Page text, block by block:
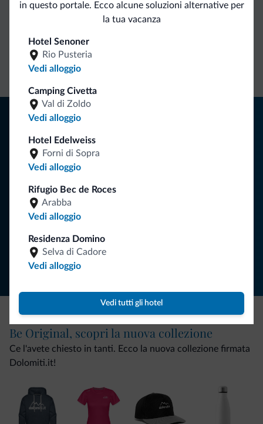
in questo portale. Ecco alcune soluzioni alternative per
la tua vacanza
Hotel Senoner
Rio Pusteria
Vedi alloggio
Camping Civetta
Val di Zoldo
Vedi alloggio
Hotel Edelweiss
Forni di Sopra
Vedi alloggio
Rifugio Bec de Roces
Arabba
Vedi alloggio
Residenza Domino
Selva di Cadore
Vedi alloggio
Vedi tutti gli hotel
Vantaggi esclusivi Dolomiti.it
Contatto
diretto
Segui Dolomiti.it
Consigli dalle Dolomiti
Riceverai informazioni, offerte esclusive e news per la tua
vacanza nelle Dolomiti.
Be Original, scopri la nuova collezione
Ce l'avete chiesto in tanti. Ecco la nuova collezione firmata
Dolomiti.it!